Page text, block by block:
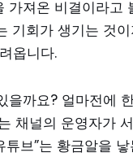
가져온 비결이라
기회가 생기는 것
옵니다.
을까요? 얼마전에
채널의 운영자가
브”는 황금알을